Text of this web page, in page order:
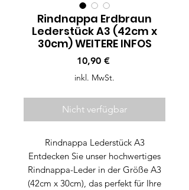
Rindnappa Erdbraun
Lederstück A3 (42cm x
30cm) WEITERE INFOS
10,90 €Preis
inkl. MwSt.
Nicht verfügbar
Rindnappa Lederstück A3
Entdecken Sie unser hochwertiges
Rindnappa-Leder in der Größe A3
(42cm x 30cm), das perfekt für Ihre